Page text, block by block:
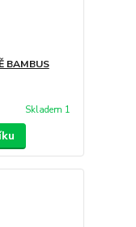
BAMBUS
Skladem 1